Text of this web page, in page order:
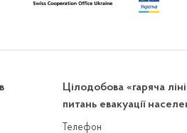
Цілодобова «гаряча
питань евакуації
Телефон